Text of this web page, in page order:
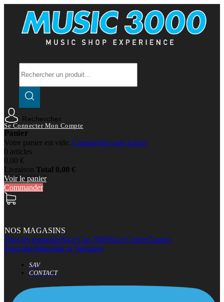
Rechercher
Se Connecter Mon Compte
Panier
Votre panier est vide. Commencer mes achats
0 articles
0,00 €
Livraison Total 0,00 €
Voir le panier
Commander
NOS MAGASINS
Tous les magasinsNice Cap 3000Nice CentreCannes
TourradesMarseille la Valentine
SAV
CONTACT